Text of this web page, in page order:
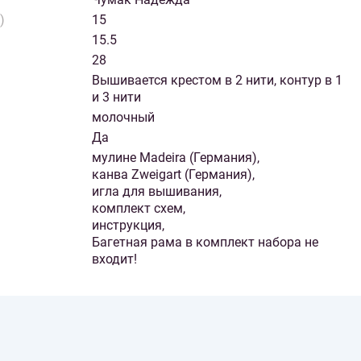
15
15.5
28
Вышивается крестом в 2 нити, контур в 1
и 3 нити
молочный
Да
мулине Madeira (Германия),
канва Zweigart (Германия),
игла для вышивания,
комплект схем,
инструкция,
Багетная рама в комплект набора не
входит!